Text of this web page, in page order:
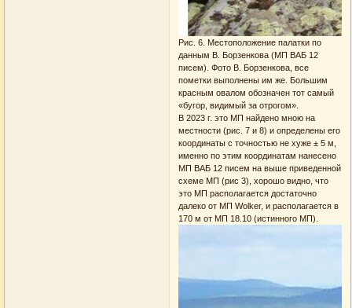
Рис. 6. Местоположение палатки по
данным В. Борзенкова (МП ВАБ 12
писем). Фото В. Борзенкова, все
пометки выполнены им же. Большим
красным овалом обозначен тот самый
«бугор, видимый за отрогом».
В 2023 г. это МП найдено мною на
местности (рис. 7 и 8) и определены его
координаты с точностью не хуже ± 5 м,
именно по этим координатам нанесено
МП ВАБ 12 писем на выше приведенной
схеме МП (рис 3), хорошо видно, что
это МП располагается достаточно
далеко от МП Wolker, и располагается в
170 м от МП 18.10 (истинного МП).